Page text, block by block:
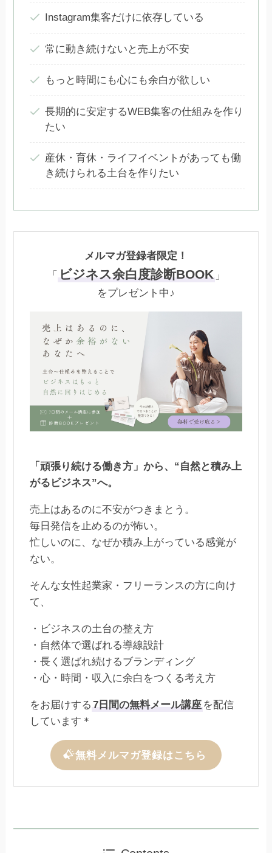
Instagram集客だけに依存している
常に動き続けないと売上が不安
もっと時間にも心にも余白が欲しい
長期的に安定するWEB集客の仕組みを作り
たい
産休・育休・ライフイベントがあっても働
き続けられる土台を作りたい
メルマガ登録者限定！
「
ビジネス余白度診断BOOK 」
をプレゼント中♪
「頑張り続ける働き方」から、“自然と積み上
がるビジネス”へ。
売上はあるのに不安がつきまとう。
毎日発信を止めるのが怖い。
忙しいのに、なぜか積み上がっている感覚が
ない。
そんな女性起業家・フリーランスの方に向け
て、
・ビジネスの土台の整え方
・自然体で選ばれる導線設計
・長く選ばれ続けるブランディング
・心・時間・収入に余白をつくる考え方
をお届けする 7日間の無料メール講座 を配信
しています＊
無料メルマガ登録はこちら